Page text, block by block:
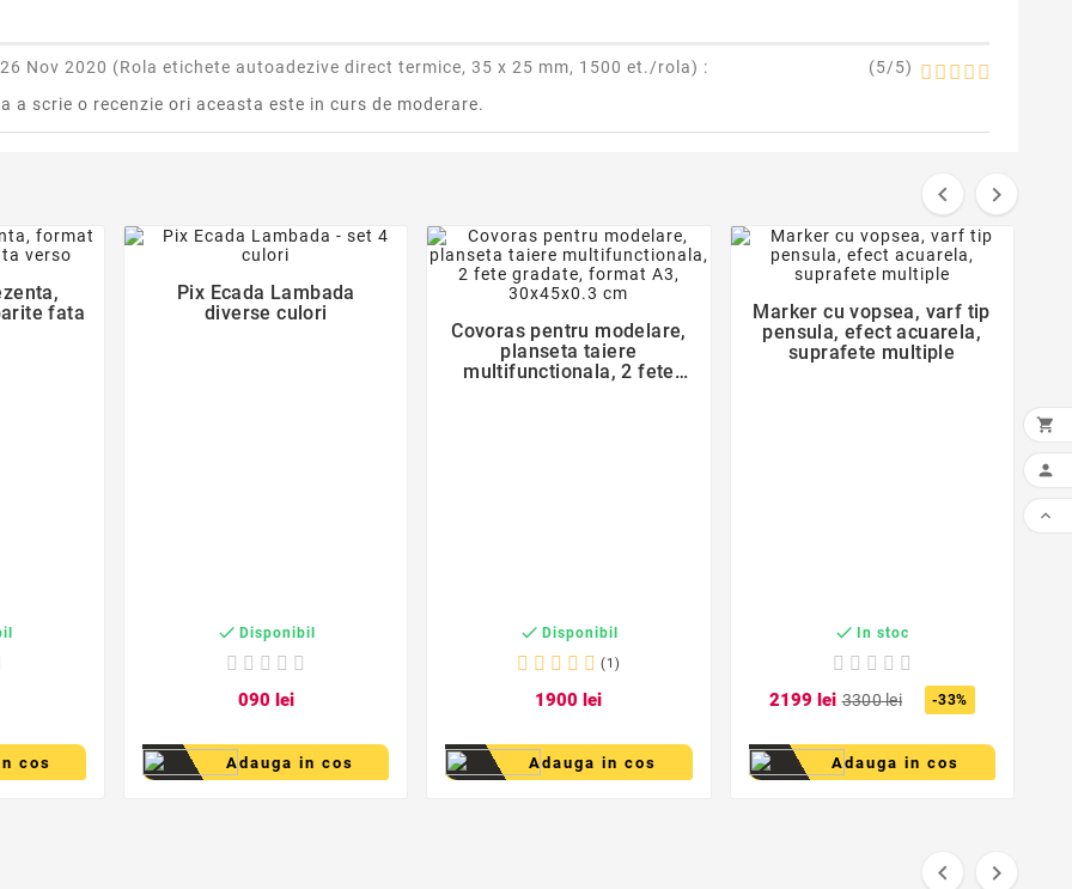
26 Nov 2020 (Rola etichete autoadezive direct termice, 35 x 25 mm, 1500 et./rola) : (5/5)
scrie o recenzie ori aceasta este in curs de moderare.


fata
cos

Pix Ecada Lambada
diverse culori
 Disponibil
090 lei
Adauga in cos

favorite_border
Covoras pentru modelare,
planseta taiere
multifunctionala, 2 fete
 Disponibil
(1)
1900 lei
Adauga in cos

favorite_border
Marker cu vopsea, varf tip
pensula, efect acuarela,
suprafete multiple
 In stoc
2199 lei 3300lei -33%
Adauga in cos




